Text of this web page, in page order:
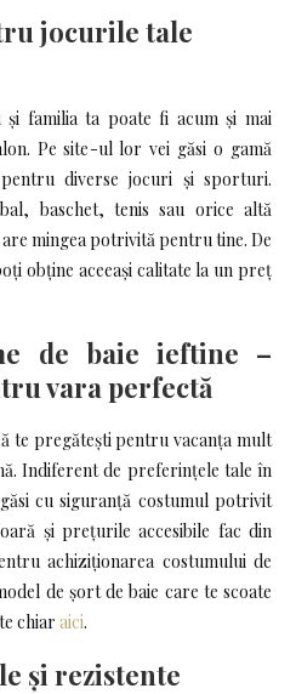
jocurile tale
familia ta poate fi acum și mai
Pe site-ul lor vei găsi o gamă
diverse jocuri și sporturi.
baschet, tenis sau orice altă
mingea potrivită pentru tine. De
obține aceeași calitate la un preț
de baie ieftine –
vara perfectă
te pregătești pentru vacanța mult
Indiferent de preferințele tale în
cu siguranță costumul potrivit
și prețurile accesibile fac din
achiziționarea costumului de
de șort de baie care te scoate
chiar aici.
și rezistente